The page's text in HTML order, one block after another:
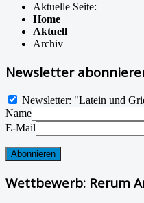
Aktuelle Seite:
Home
Aktuell
Archiv
Newsletter
Newsletter: "Latein und
Name
E-Mail
Wettbewerb: Rerum